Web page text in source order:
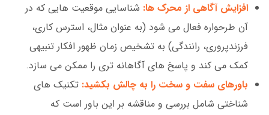
افزایش آگاهی از محرک ها: شناسایی موقعیت هایی که در
آن طرحواره فعال می شود (به عنوان مثال، استرس کاری،
فرزندپروری، رانندگی) به تشخیص زمان ظهور افکار تنبیهی
کمک می کند و پاسخ های آگاهانه تری را ممکن می سازد.
باورهای سفت و سخت را به چالش بکشید: تکنیک های
شناختی شامل بررسی و مناقشه بر این باور است که